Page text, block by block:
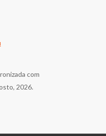
com
2026.